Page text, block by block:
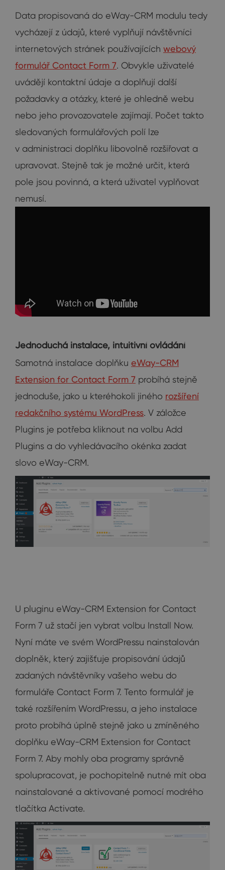
Data propisovaná do eWay-CRM modulu tedy
vycházejí z údajů, které vyplňují návštěvníci
internetových stránek používajících webový
formulář Contact Form 7. Obvykle uživatelé
uvádějí kontaktní údaje a doplňují další
požadavky a otázky, které je ohledně webu
nebo jeho provozovatele zajímají. Počet takto
sledovaných formulářových polí lze
v administraci doplňku libovolně rozšiřovat a
upravovat. Stejně tak je možné určit, která
pole jsou povinná, a která uživatel vyplňovat
nemusí.
Jednoduchá instalace, intuitivní ovládání
Samotná instalace doplňku eWay-CRM
Extension for Contact Form 7 probíhá stejně
jednoduše, jako u kteréhokoli jiného rozšíření
redakčního systému WordPress. V záložce
Plugins je potřeba kliknout na volbu Add
Plugins a do vyhledávacího okénka zadat
slovo eWay-CRM.
U pluginu eWay-CRM Extension for Contact
Form 7 už stačí jen vybrat volbu Install Now.
Nyní máte ve svém WordPressu nainstalován
doplněk, který zajišťuje propisování údajů
zadaných návštěvníky vašeho webu do
formuláře Contact Form 7. Tento formulář je
také rozšířením WordPressu, a jeho instalace
proto probíhá úplně stejně jako u zmíněného
doplňku eWay-CRM Extension for Contact
Form 7. Aby mohly oba programy správně
spolupracovat, je pochopitelně nutné mít oba
nainstalované a aktivované pomocí modrého
tlačítka Activate.